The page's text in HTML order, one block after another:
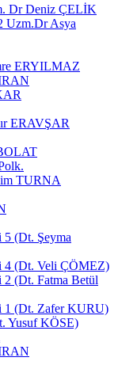
Dr Deniz ÇELİK
Uzm.Dr Asya
ERYILMAZ
ERAVŞAR
TURNA
(Dt. Şeyma
4 (Dt. Veli ÇÖMEZ)
(Dt. Fatma Betül
1 (Dt. Zafer KURU)
Yusuf KÖSE)